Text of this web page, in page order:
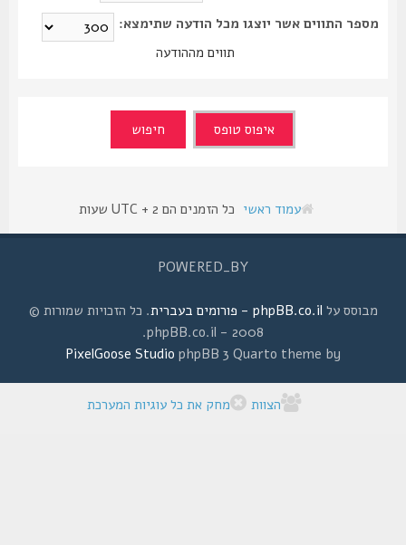
מספר התווים אשר יוצגו מכל הודעה שתימצא:
תווים מההודעה
עמוד ראשי כל הזמנים הם UTC + 2 שעות
POWERED_BY
מבוסס עלphpBB.co.il - פורומים בעברית
. כל הזכויות שמורות ©
2008 - phpBB.co.il.
phpBB 3 Quarto theme by
PixelGoose Studio
הצוות מחק את כל עוגיות המערכת